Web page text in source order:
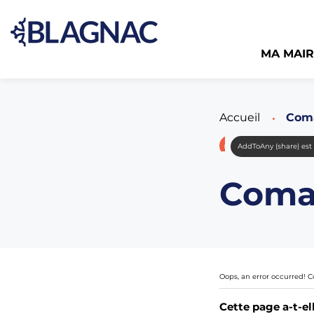
MA
Accueil
AddToAny (share)
Oops, an error occurred!
Cette page a-t-